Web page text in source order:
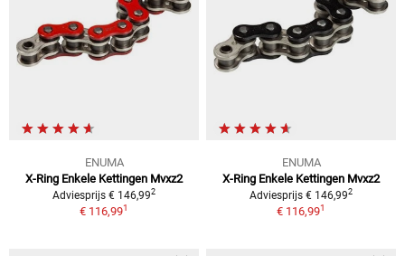
ENUMA
X-Ring Enkele Kettingen Mvxz2
Adviesprijs € 146,992
€ 116,991
ENUMA
X-Ring Enkele Kettingen Mvxz2
Adviesprijs € 146,992
€ 116,991